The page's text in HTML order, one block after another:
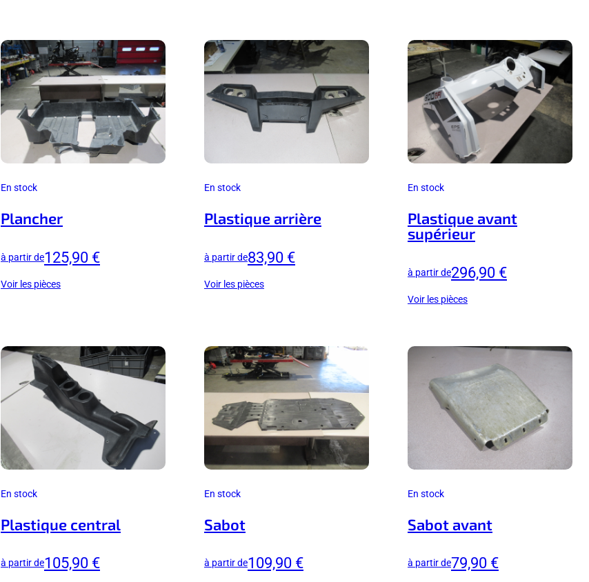
En stock
Plancher
à partir de125,90 €
Voir les pièces
En stock
Plastique arrière
à partir de83,90 €
Voir les pièces
En stock
Plastique avant
supérieur
à partir de296,90 €
Voir les pièces
En stock
Plastique central
à partir de105,90 €
En stock
Sabot
à partir de109,90 €
En stock
Sabot avant
à partir de79,90 €